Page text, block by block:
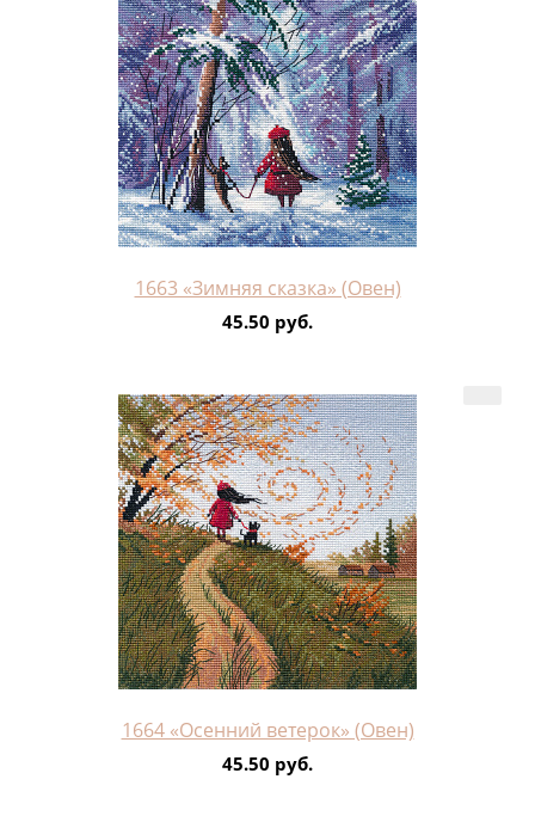
1663 «Зимняя сказка» (Овен)
45.50 руб.
1664 «Осенний ветерок» (Овен)
45.50 руб.